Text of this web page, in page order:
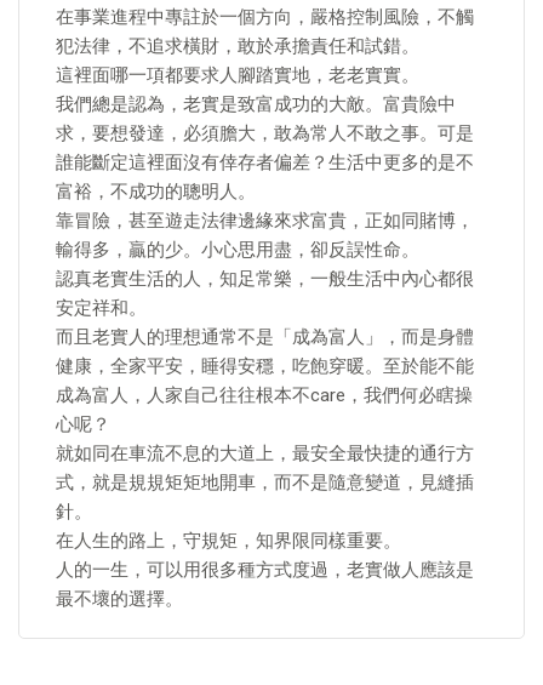
在事業進程中專註於一個方向，嚴格控制風險，不觸
犯法律，不追求橫財，敢於承擔責任和試錯。
這裡面哪一項都要求人腳踏實地，老老實實。
我們總是認為，老實是致富成功的大敵。富貴險中
求，要想發達，必須膽大，敢為常人不敢之事。可是
誰能斷定這裡面沒有倖存者偏差？生活中更多的是不
富裕，不成功的聰明人。
靠冒險，甚至遊走法律邊緣來求富貴，正如同賭博，
輸得多，贏的少。小心思用盡，卻反誤性命。
認真老實生活的人，知足常樂，一般生活中內心都很
安定祥和。
而且老實人的理想通常不是「成為富人」，而是身體
健康，全家平安，睡得安穩，吃飽穿暖。至於能不能
成為富人，人家自己往往根本不care，我們何必瞎操
心呢？
就如同在車流不息的大道上，最安全最快捷的通行方
式，就是規規矩矩地開車，而不是隨意變道，見縫插
針。
在人生的路上，守規矩，知界限同樣重要。
人的一生，可以用很多種方式度過，老實做人應該是
最不壞的選擇。